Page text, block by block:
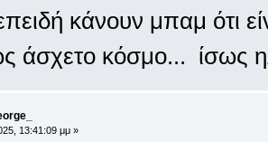
κάνουν μπαμ ότι
άσχετο κόσμο... ίσως
13:41:09 μμ »